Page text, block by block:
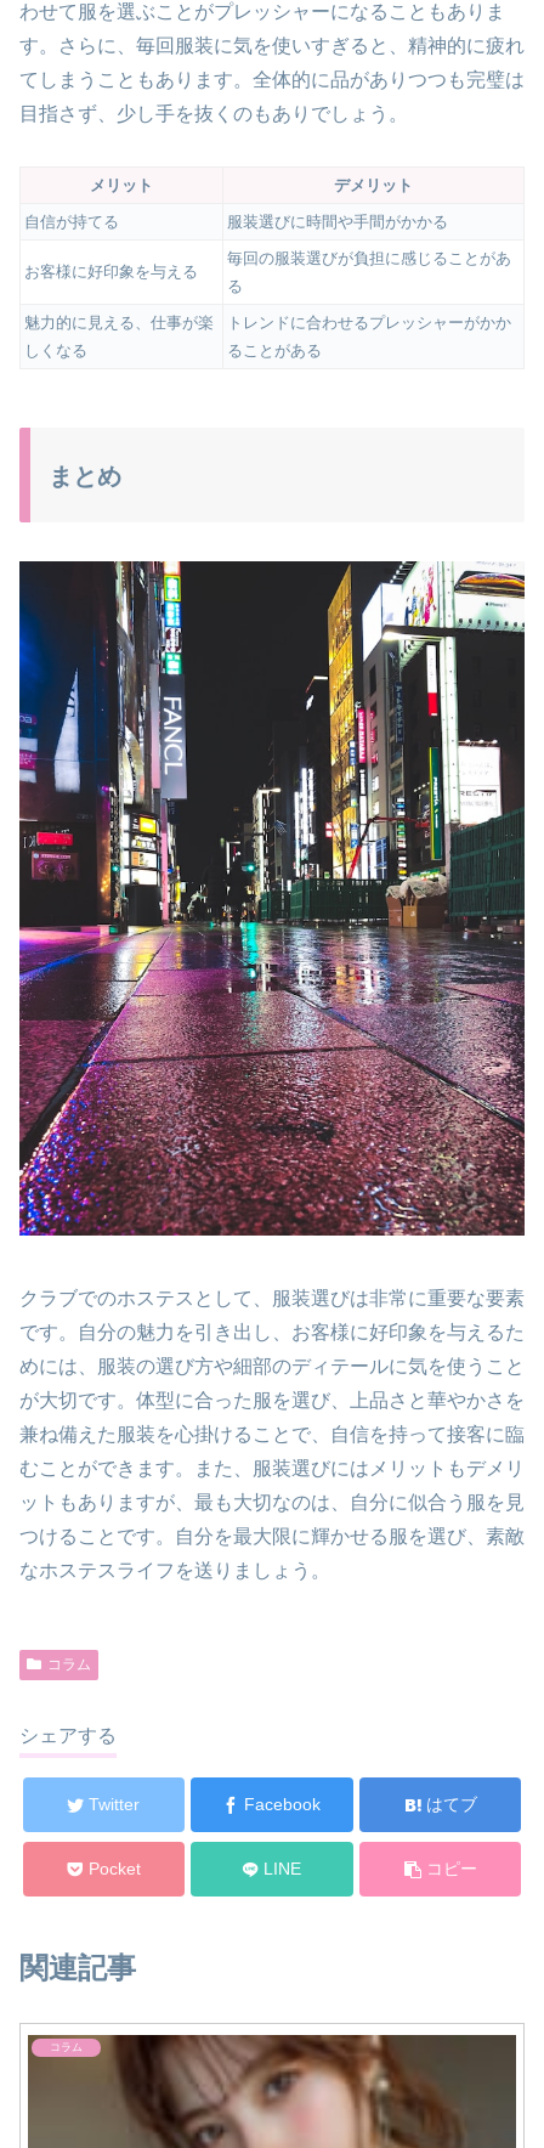
わせて服を選ぶことがプレッシャーになることもありま
す。さらに、毎回服装に気を使いすぎると、精神的に疲れ
てしまうこともあります。全体的に品がありつつも完璧は
目指さず、少し手を抜くのもありでしょう。
メリット
デメリット
自信が持てる
服装選びに時間や手間がかかる
お客様に好印象を与える
毎回の服装選びが負担に感じることがあ
る
魅力的に見える、仕事が楽
しくなる
トレンドに合わせるプレッシャーがかか
ることがある
まとめ
クラブでのホステスとして、服装選びは非常に重要な要素
です。自分の魅力を引き出し、お客様に好印象を与えるた
めには、服装の選び方や細部のディテールに気を使うこと
が大切です。体型に合った服を選び、上品さと華やかさを
兼ね備えた服装を心掛けることで、自信を持って接客に臨
むことができます。また、服装選びにはメリットもデメリ
ットもありますが、最も大切なのは、自分に似合う服を見
つけることです。自分を最大限に輝かせる服を選び、素敵
なホステスライフを送りましょう。
コラム
シェアする
Twitter Facebook はてブ
Pocket LINE コピー
関連記事
コラム